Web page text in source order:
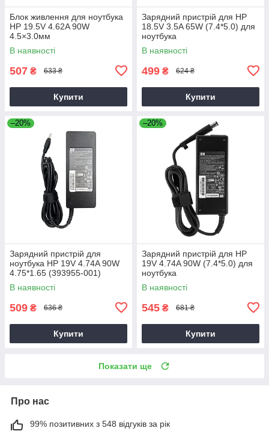
Блок живлення для ноутбука
HP 19.5V 4.62A 90W
4.5×3.0мм
В наявності
507 ₴ 633 ₴
Купити
Зарядний пристрій для HP
18.5V 3.5A 65W (7.4*5.0) для
ноутбука
В наявності
499 ₴ 624 ₴
Купити
–20%
Зарядний пристрій для
ноутбука HP 19V 4.74A 90W
4.75*1.65 (393955-001)
В наявності
509 ₴ 636 ₴
Купити
–20%
Зарядний пристрій для HP
19V 4.74A 90W (7.4*5.0) для
ноутбука
В наявності
545 ₴ 681 ₴
Купити
Показати ще
Про нас
99% позитивних з 548 відгуків за рік